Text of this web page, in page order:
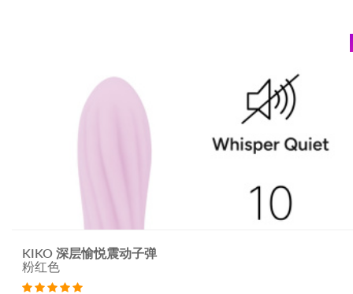
KIKO 深层愉悦震动子弹
粉红色